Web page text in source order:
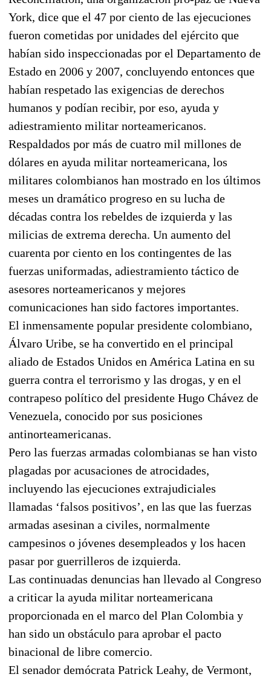
York, dice que el 47 por ciento de las ejecuciones
fueron cometidas por unidades del ejército que
habían sido inspeccionadas por el Departamento de
Estado en 2006 y 2007, concluyendo entonces que
habían respetado las exigencias de derechos
humanos y podían recibir, por eso, ayuda y
adiestramiento militar norteamericanos.
Respaldados por más de cuatro mil millones de
dólares en ayuda militar norteamericana, los
militares colombianos han mostrado en los últimos
meses un dramático progreso en su lucha de
décadas contra los rebeldes de izquierda y las
milicias de extrema derecha. Un aumento del
cuarenta por ciento en los contingentes de las
fuerzas uniformadas, adiestramiento táctico de
asesores norteamericanos y mejores
comunicaciones han sido factores importantes.
El inmensamente popular presidente colombiano,
Álvaro Uribe, se ha convertido en el principal
aliado de Estados Unidos en América Latina en su
guerra contra el terrorismo y las drogas, y en el
contrapeso político del presidente Hugo Chávez de
Venezuela, conocido por sus posiciones
antinorteamericanas.
Pero las fuerzas armadas colombianas se han visto
plagadas por acusaciones de atrocidades,
incluyendo las ejecuciones extrajudiciales
llamadas ‘falsos positivos’, en las que las fuerzas
armadas asesinan a civiles, normalmente
campesinos o jóvenes desempleados y los hacen
pasar por guerrilleros de izquierda.
Las continuadas denuncias han llevado al Congreso
a criticar la ayuda militar norteamericana
proporcionada en el marco del Plan Colombia y
han sido un obstáculo para aprobar el pacto
binacional de libre comercio.
El senador demócrata Patrick Leahy, de Vermont,